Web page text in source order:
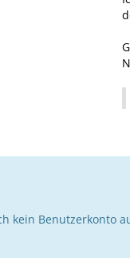
kein Benutzerkonto